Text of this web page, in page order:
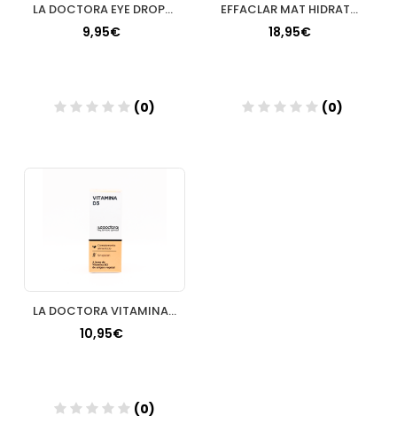
LA DOCTORA EYE DROPS 0.2% AC.HIALURONICO
9,95€
(0)
EFFACLAR MAT HIDRATANTE MATIFICANTE ACTIVA 40 M
18,95€
(0)
LA DOCTORA VITAMINA D3
10,95€
(0)